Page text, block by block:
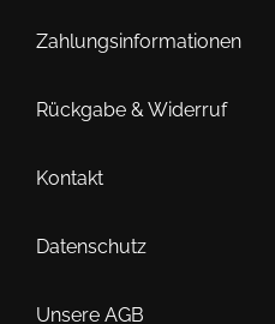
Zahlungsinformationen
Rückgabe & Widerruf
Kontakt
Datenschutz
Unsere AGB